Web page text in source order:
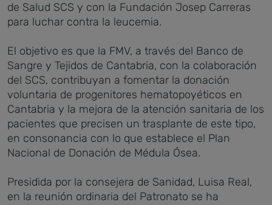
de Salud SCS y con la Fundación Josep Carreras
para luchar contra la leucemia.
El objetivo es que la FMV, a través del Banco de
Sangre y Tejidos de Cantabria, con la colaboración
del SCS, contribuyan a fomentar la donación
voluntaria de progenitores hematopoyéticos en
Cantabria y la mejora de la atención sanitaria de los
pacientes que precisen un trasplante de este tipo,
en consonancia con lo que establece el Plan
Nacional de Donación de Médula Ósea.
Presidida por la consejera de Sanidad, Luisa Real,
en la reunión ordinaria del Patronato se ha